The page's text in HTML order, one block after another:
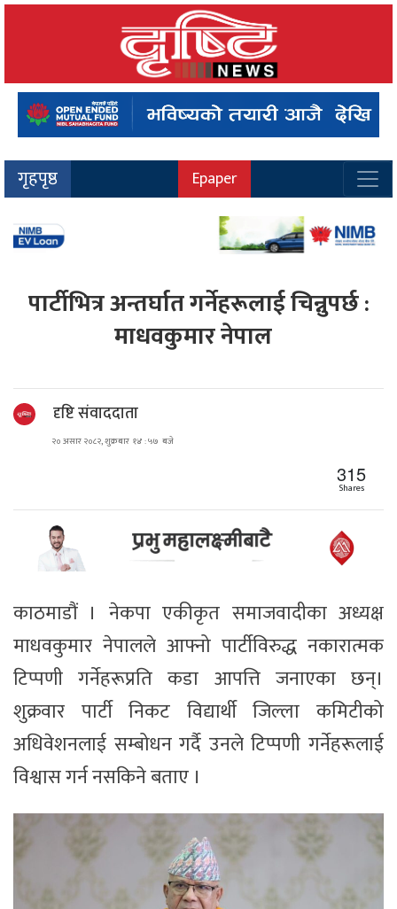
गृहपृष्ठ Epaper
पार्टीभित्र अन्तर्घात गर्नेहरूलाई चिन्नुपर्छ :
माधवकुमार नेपाल
दृष्टि संवाददाता
२० असार २०८२, शुक्रबार १४ : ५७ बजे
315
Shares
काठमाडौं । नेकपा एकीकृत समाजवादीका अध्यक्ष
माधवकुमार नेपालले आफ्नो पार्टीविरुद्ध नकारात्मक
टिप्पणी गर्नेहरूप्रति कडा आपत्ति जनाएका छन्।
शुक्रवार पार्टी निकट विद्यार्थी जिल्ला कमिटीको
अधिवेशनलाई सम्बोधन गर्दै उनले टिप्पणी गर्नेहरूलाई
विश्वास गर्न नसकिने बताए ।